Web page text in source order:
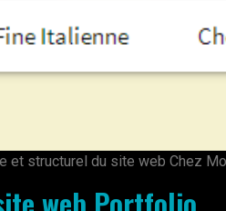
et structurel du site web Chez